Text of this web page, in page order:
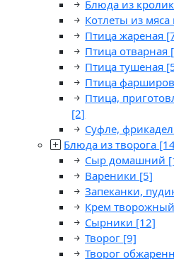
Блюда из
Котлеты из мяса
Птица жареная
Птица отварная
Птица тушеная
Птица
Птица,
[2]
Суфле,
Блюда из творога
Сыр домашний
Вареники [5]
Запеканки,
Крем творожный
Сырники [12]
Творог [9]
Творог